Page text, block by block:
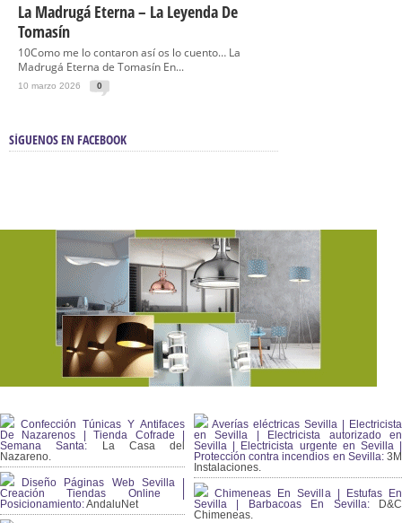
La Madrugá Eterna – La Leyenda De
Tomasín
10Como me lo contaron así os lo cuento… La
Madrugá Eterna de Tomasín En...
10 marzo 2026 0
SÍGUENOS EN FACEBOOK
Confección Túnicas Y Antifaces
De Nazarenos | Tienda Cofrade |
Semana Santa: La Casa del
Nazareno.
Diseño Páginas Web Sevilla |
Creación Tiendas Online |
Posicionamiento:AndaluNet
Averías eléctricas Sevilla | Electricista
en Sevilla | Electricista autorizado en
Sevilla | Electricista urgente en Sevilla |
Protección contra incendios en Sevilla:3M
Instalaciones.
Chimeneas En Sevilla | Estufas En
Sevilla | Barbacoas En Sevilla:D&C
Chimeneas.